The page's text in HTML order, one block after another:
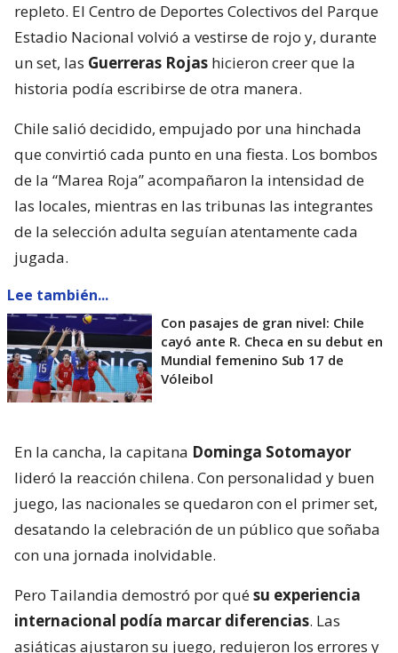
repleto. El Centro de Deportes Colectivos del Parque
Estadio Nacional volvió a vestirse de rojo y, durante
un set, las Guerreras Rojas hicieron creer que la
historia podía escribirse de otra manera.
Chile salió decidido, empujado por una hinchada
que convirtió cada punto en una fiesta. Los bombos
de la “Marea Roja” acompañaron la intensidad de
las locales, mientras en las tribunas las integrantes
de la selección adulta seguían atentamente cada
jugada.
Lee también...
Con pasajes de gran nivel: Chile
cayó ante R. Checa en su debut en
Mundial femenino Sub 17 de
Vóleibol
En la cancha, la capitana Dominga Sotomayor
lideró la reacción chilena. Con personalidad y buen
juego, las nacionales se quedaron con el primer set,
desatando la celebración de un público que soñaba
con una jornada inolvidable.
Pero Tailandia demostró por quésu experiencia
internacional podía marcar diferencias. Las
asiáticas ajustaron su juego, redujeron los errores y